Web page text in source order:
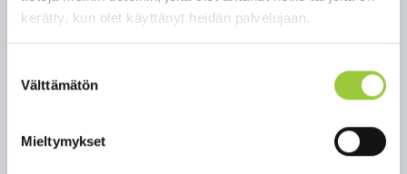
kerätty, kun olet käyttänyt heidän palvelujaan.
valinta
Välttämätön
Mieltymykset
hakemiseen.
Tilaisuus on maksuton ja kaikille avoin.
kohti työllistymistä työvoimakoulutuksella.